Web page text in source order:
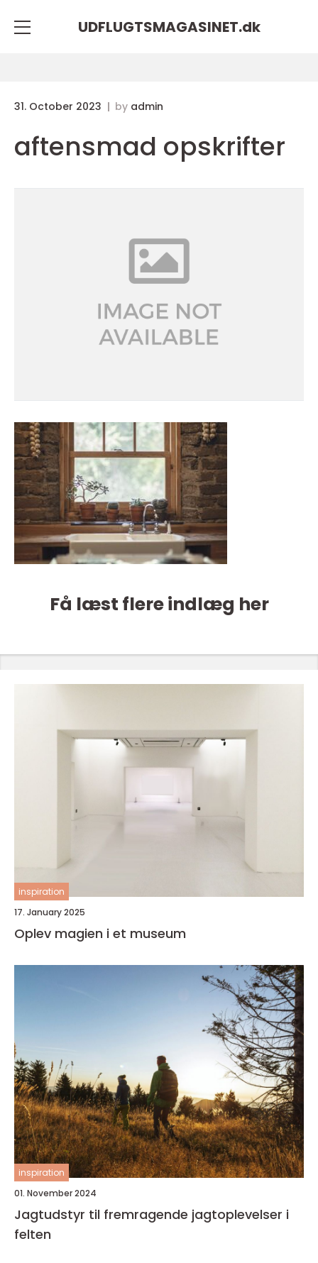
UDFLUGTSMAGASINET.dk
31. October 2023 by admin
aftensmad opskrifter
Få læst flere indlæg her
inspiration
17. January 2025
Oplev magien i et museum
inspiration
01. November 2024
Jagtudstyr til fremragende jagtoplevelser i
felten